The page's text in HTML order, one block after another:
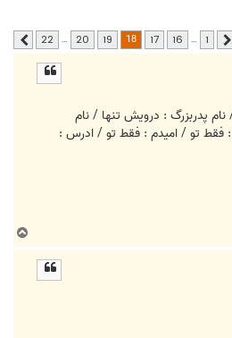
قبلی 1
…
16
17
18
19
20
…
22 بعدی
پدربزرگ : درويش تنها / نام
تو / اميدم : فقط تو / ادرس :
ا